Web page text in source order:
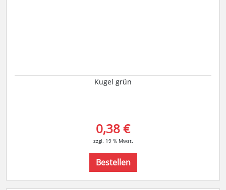
Kugel grün
0,38 €
zzgl. 19 % Mwst.
Bestellen